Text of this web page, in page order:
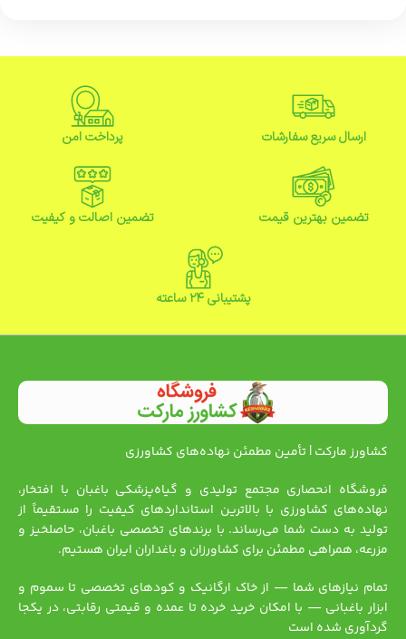
ارسال سریع سفارشات پرداخت امن
تضمین بهترین قیمت تضمین اصالت و کیفیت
پشتیبانی ۲۴ ساعته
کشاورز مارکت | تأمین مطمئن نهاده‌های کشاورزی
فروشگاه انحصاری مجتمع تولیدی و گیاه‌پزشکی باغبان با افتخار،
نهاده‌های کشاورزی با بالاترین استانداردهای کیفیت را مستقیماً از
تولید به دست شما می‌رساند. با برندهای تخصصی باغبان، حاصلخیز و
مزرعه، همراهی مطمئن برای کشاورزان و باغداران ایران هستیم.
تمام نیازهای شما — از خاک ارگانیک و کودهای تخصصی تا سموم و
ابزار باغبانی — با امکان خرید خرده تا عمده و قیمتی رقابتی، در یکجا
گردآوری شده است